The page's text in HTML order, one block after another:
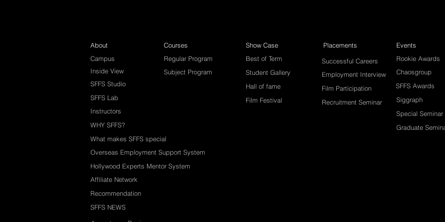
About
Campus
Instructors
SFFS Lab
SFFS Studio
Inside View
WHY SFFS?
What makes SFFS special
Hollywood Experts Mentor System
Overseas Employment Support System
Affiliate Network
Recommendation
SFFS NEWS
Regular Program
Subject Program
Courses
Best of Term
Student Gallery
Hall of fame
Film Festival
Show Case
Placements
Successful Careers
Film Participation
Employment Interview
Recruitment Seminar
Rookie Awards
Chaosgroup
Special Seminar
Siggraph
Graduate
SFFS Awards
Events